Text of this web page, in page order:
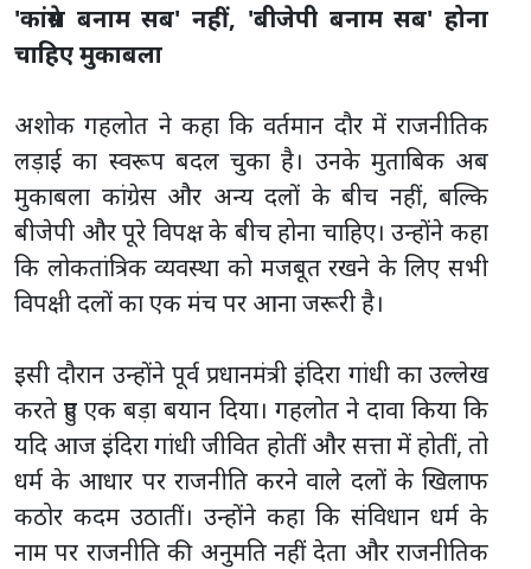
'कांग्रेस बनाम सब' नहीं, 'बीजेपी बनाम सब' होना
चाहिए मुकाबला
अशोक गहलोत ने कहा कि वर्तमान दौर में राजनीतिक
लड़ाई का स्वरूप बदल चुका है। उनके मुताबिक अब
मुकाबला कांग्रेस और अन्य दलों के बीच नहीं, बल्कि
बीजेपी और पूरे विपक्ष के बीच होना चाहिए। उन्होंने कहा
कि लोकतांत्रिक व्यवस्था को मजबूत रखने के लिए सभी
विपक्षी दलों का एक मंच पर आना जरूरी है।
इसी दौरान उन्होंने पूर्व प्रधानमंत्री इंदिरा गांधी का उल्लेख
करते हुए एक बड़ा बयान दिया। गहलोत ने दावा किया कि
यदि आज इंदिरा गांधी जीवित होतीं और सत्ता में होतीं, तो
धर्म के आधार पर राजनीति करने वाले दलों के खिलाफ
कठोर कदम उठातीं। उन्होंने कहा कि संविधान धर्म के
नाम पर राजनीति की अनुमति नहीं देता और राजनीतिक